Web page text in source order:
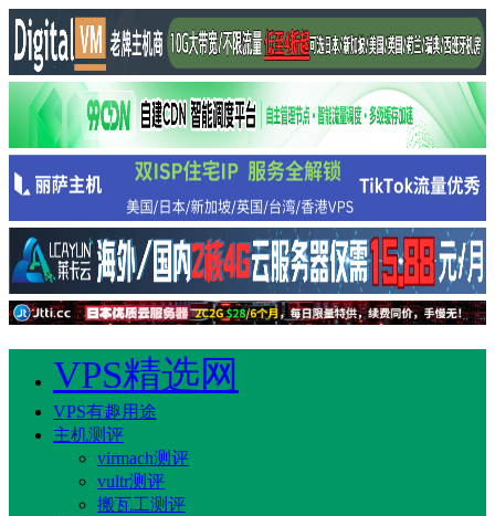
VPS精选网
VPS有趣用途
主机测评
virmach测评
vultr测评
搬瓦工测评